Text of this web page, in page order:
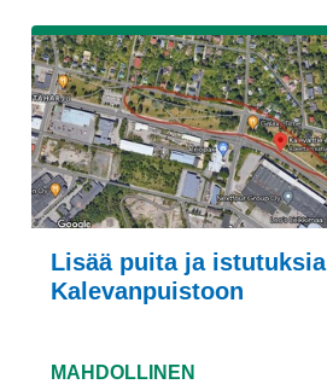
Lisää puita ja istutuksia
Kalevanpuistoon
MAHDOLLINEN